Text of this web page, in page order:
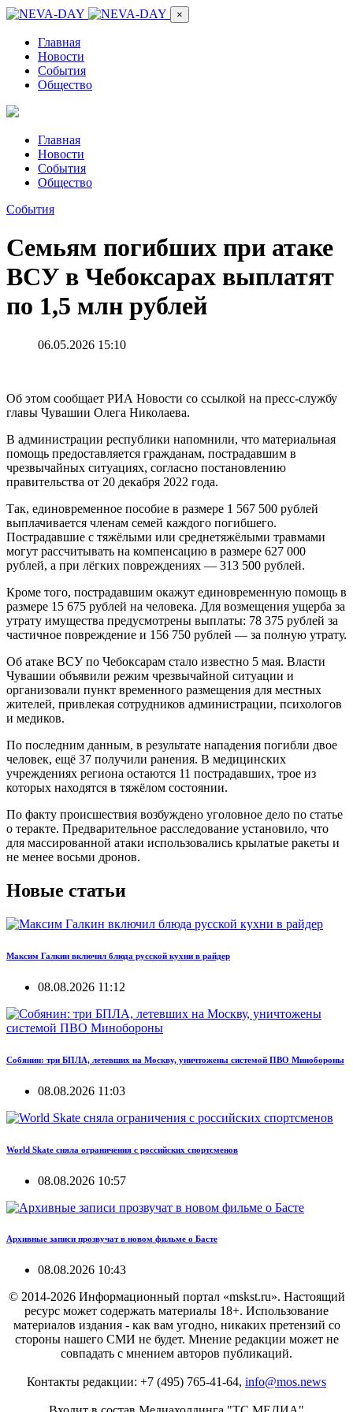
×
Главная
Новости
События
Общество
Главная
Новости
События
Общество
События
Семьям погибших при атаке
ВСУ в Чебоксарах выплатят
по 1,5 млн рублей
06.05.2026 15:10
Об этом сообщает РИА Новости со ссылкой на пресс-службу
главы Чувашии Олега Николаева.
В администрации республики напомнили, что материальная
помощь предоставляется гражданам, пострадавшим в
чрезвычайных ситуациях, согласно постановлению
правительства от 20 декабря 2022 года.
Так, единовременное пособие в размере 1 567 500 рублей
выплачивается членам семей каждого погибшего.
Пострадавшие с тяжёлыми или среднетяжёлыми травмами
могут рассчитывать на компенсацию в размере 627 000
рублей, а при лёгких повреждениях — 313 500 рублей.
Кроме того, пострадавшим окажут единовременную помощь в
размере 15 675 рублей на человека. Для возмещения ущерба за
утрату имущества предусмотрены выплаты: 78 375 рублей за
частичное повреждение и 156 750 рублей — за полную утрату.
Об атаке ВСУ по Чебоксарам стало известно 5 мая. Власти
Чувашии объявили режим чрезвычайной ситуации и
организовали пункт временного размещения для местных
жителей, привлекая сотрудников администрации, психологов
и медиков.
По последним данным, в результате нападения погибли двое
человек, ещё 37 получили ранения. В медицинских
учреждениях региона остаются 11 пострадавших, трое из
которых находятся в тяжёлом состоянии.
По факту происшествия возбуждено уголовное дело по статье
о теракте. Предварительное расследование установило, что
для массированной атаки использовались крылатые ракеты и
не менее восьми дронов.
Новые статьи
Максим Галкин включил блюда русской кухни в райдер
08.08.2026 11:12
Собянин: три БПЛА, летевших на Москву, уничтожены системой ПВО Минобороны
08.08.2026 11:03
World Skate сняла ограничения с российских спортсменов
08.08.2026 10:57
Архивные записи прозвучат в новом фильме о Басте
08.08.2026 10:43
© 2014-2026 Информационный портал «mskst.ru». Настоящий
ресурс может содержать материалы 18+. Использование
материалов издания - как вам угодно, никаких претензий со
стороны нашего СМИ не будет. Мнение редакции может не
совпадать с мнением авторов публикаций.
Контакты редакции: +7 (495) 765-41-64, info@mos.news